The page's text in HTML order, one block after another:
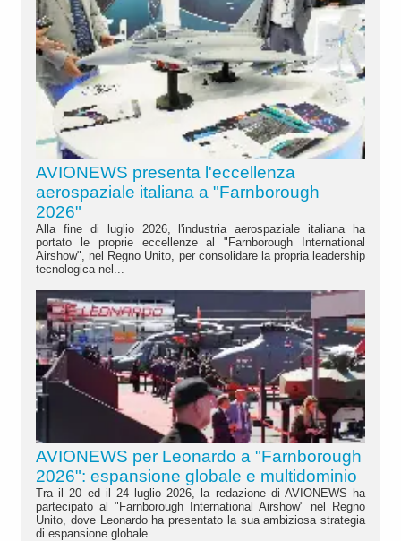
AVIONEWS presenta l'eccellenza
aerospaziale italiana a "Farnborough
2026"
Alla fine di luglio 2026, l'industria aerospaziale italiana ha
portato le proprie eccellenze al "Farnborough International
Airshow", nel Regno Unito, per consolidare la propria leadership
tecnologica nel...
AVIONEWS per Leonardo a "Farnborough
2026": espansione globale e multidominio
Tra il 20 ed il 24 luglio 2026, la redazione di AVIONEWS ha
partecipato al "Farnborough International Airshow" nel Regno
Unito, dove Leonardo ha presentato la sua ambiziosa strategia
di espansione globale....